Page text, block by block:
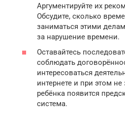
Аргументируйте их
Обсудите, сколько
заниматься этими
за нарушение времени.
Оставайтесь
соблюдать
интересоваться
интернете и при этом
ребёнка появится
система.